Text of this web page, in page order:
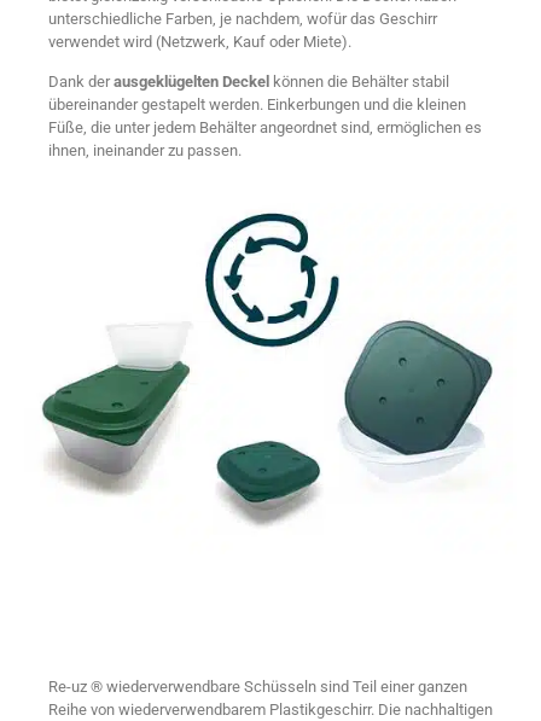
unterschiedliche Farben, je nachdem, wofür das Geschirr
verwendet wird (Netzwerk, Kauf oder Miete).
Dank derausgeklügelten Deckel können die Behälter stabil
übereinander gestapelt werden. Einkerbungen und die kleinen
Füße, die unter jedem Behälter angeordnet sind, ermöglichen es
ihnen, ineinander zu passen.
Re-uz ® wiederverwendbare Schüsseln sind Teil einer ganzen
Reihe von wiederverwendbarem Plastikgeschirr. Die nachhaltigen